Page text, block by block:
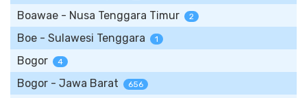
Boawae - Nusa Tenggara Timur 2
Boe - Sulawesi Tenggara 1
Bogor 4
Bogor - Jawa Barat 656